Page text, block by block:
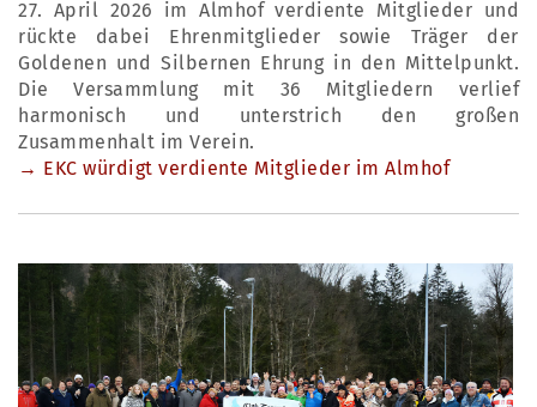
27. April 2026 im Almhof verdiente Mitglieder und
rückte dabei Ehrenmitglieder sowie Träger der
Goldenen und Silbernen Ehrung in den Mittelpunkt.
Die Versammlung mit 36 Mitgliedern verlief
harmonisch und unterstrich den großen
Zusammenhalt im Verein.
→ EKC würdigt verdiente Mitglieder im Almhof